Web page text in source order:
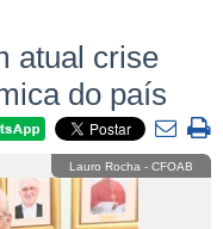
atual crise
do país
Lauro Rocha - CFOAB